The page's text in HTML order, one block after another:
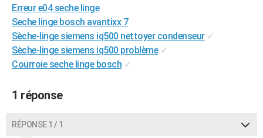
Art de vivre
Bien-être
Loisirs
Mode
Modes de vie
SANTE
Alimentation
Guide de la santé
Maladies
Médicaments
Sommeil
VOYAGE
Destinations
City break
Voyage nature
Voyage de noces
Forum
Climat
+PHOTO
BONS PLANS
CARTE DE VOEUX
Erreur e04 seche linge
Seche linge bosch avantixx 7
Sèche-linge siemens iq500 nettoyer condenseur ✓
Sèche-linge siemens iq500 problème ✓
Courroie seche linge bosch ✓
1 réponse
RÉPONSE 1 / 1